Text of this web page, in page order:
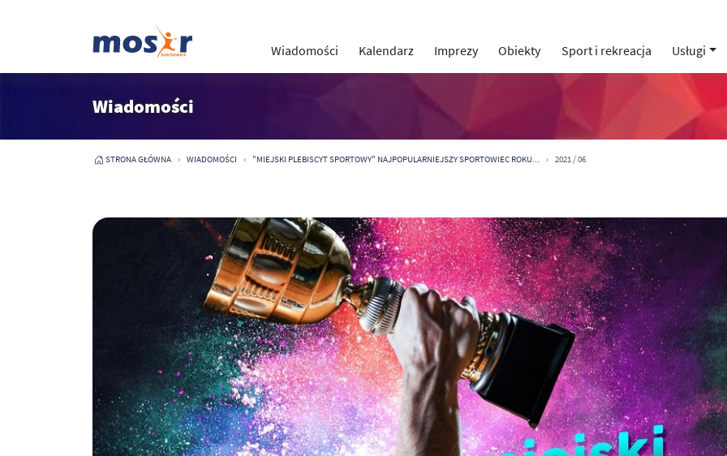
Wiadomości Kalendarz Imprezy Obiekty Sport i rekreacja Usługi
Wiadomości
STRONA GŁÓWNA WIADOMOŚCI "MIEJSKI PLEBISCYT SPORTOWY" NAJPOPULARNIEJSZY SPORTOWIEC ROKU... 2021 / 06